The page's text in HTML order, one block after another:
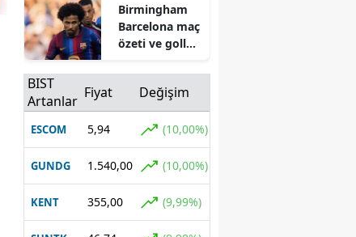
günlük
yorumlar
Birmingham
Barcelona maç
özeti ve goller
BIST
Artanlar Fiyat Değişim
ESCOM 5,94 (10,00%)
GUNDG 1.540,00 (10,00%)
KENT 355,00 (9,99%)